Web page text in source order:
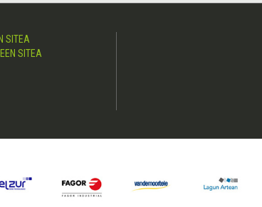
SITEA
SITEA